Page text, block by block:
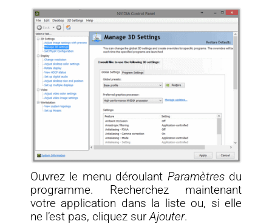
Ouvrez le menu déroulant Paramètresdu
programme. Recherchez maintenant
votre application dans la liste ou, si elle
ne l’est pas, cliquez surAjouter.